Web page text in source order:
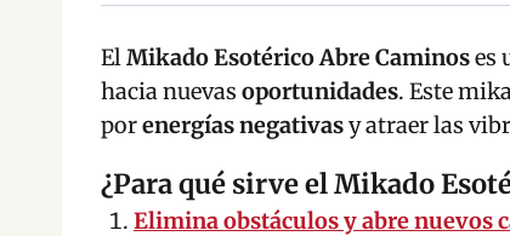
ElMikado Esotérico Abre Caminoses
hacia nuevas oportunidades. Este
porenergías negativasy atraer las
¿Para qué sirve el Mikado
Elimina obstáculos y abre nuevos